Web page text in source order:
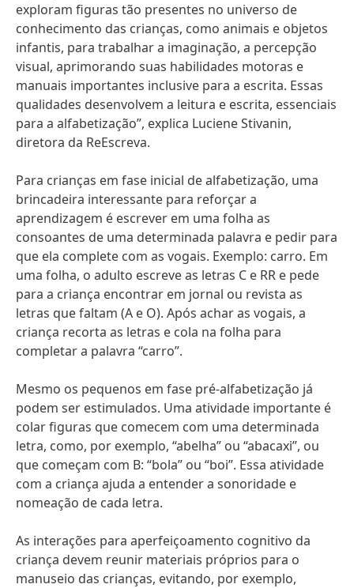
exploram figuras tão presentes no universo de
conhecimento das crianças, como animais e objetos
infantis, para trabalhar a imaginação, a percepção
visual, aprimorando suas habilidades motoras e
manuais importantes inclusive para a escrita. Essas
qualidades desenvolvem a leitura e escrita, essenciais
para a alfabetização”, explica Luciene Stivanin,
diretora da ReEscreva.
Para crianças em fase inicial de alfabetização, uma
brincadeira interessante para reforçar a
aprendizagem é escrever em uma folha as
consoantes de uma determinada palavra e pedir para
que ela complete com as vogais. Exemplo: carro. Em
uma folha, o adulto escreve as letras C e RR e pede
para a criança encontrar em jornal ou revista as
letras que faltam (A e O). Após achar as vogais, a
criança recorta as letras e cola na folha para
completar a palavra “carro”.
Mesmo os pequenos em fase pré-alfabetização já
podem ser estimulados. Uma atividade importante é
colar figuras que comecem com uma determinada
letra, como, por exemplo, “abelha” ou “abacaxi”, ou
que começam com B: “bola” ou “boi”. Essa atividade
com a criança ajuda a entender a sonoridade e
nomeação de cada letra.
As interações para aperfeiçoamento cognitivo da
criança devem reunir materiais próprios para o
manuseio das crianças, evitando, por exemplo,